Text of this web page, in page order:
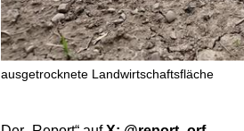
ausgetrocknete Landwirtschaftsfläche